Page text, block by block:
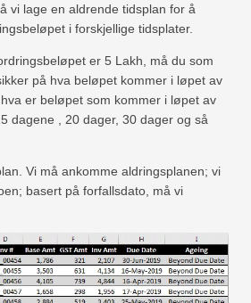
vi lage en aldrende tidsplan for å
i forskjellige tidsplater.
er 5 Lakh, må du som
på hva beløpet kommer i løpet av
er beløpet som kommer i løpet av
dagene , 20 dager, 30 dager og så
Vi må ankomme aldringsplanen; vi
basert på forfallsdato, må vi